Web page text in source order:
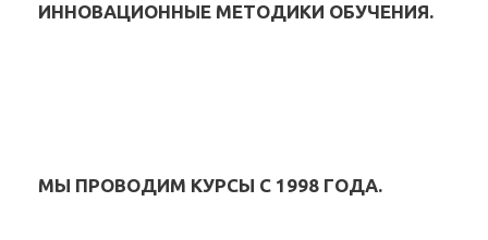
ИННОВАЦИОННЫЕ МЕТОДИКИ ОБУЧЕНИЯ.
МЫ ПРОВОДИМ КУРСЫ С 1998 ГОДА.